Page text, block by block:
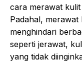
cara merawat
Padahal,
menghindari
seperti jerawat,
yang tidak